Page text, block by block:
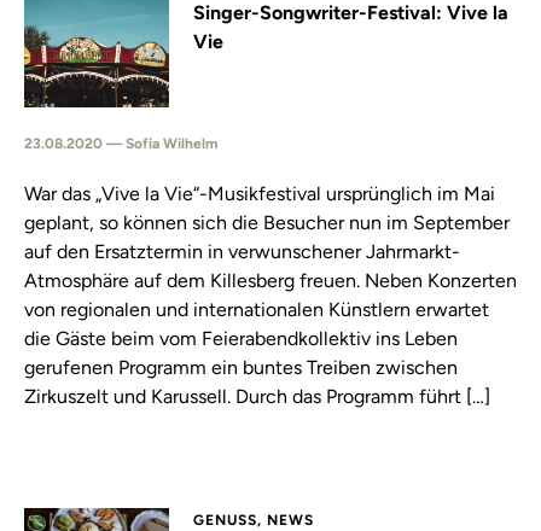
Singer-Songwriter-Festival: Vive la
Vie
23.08.2020 — Sofia Wilhelm
War das „Vive la Vie“-Musikfestival ursprünglich im Mai
geplant, so können sich die Besucher nun im September
auf den Ersatztermin in verwunschener Jahrmarkt-
Atmosphäre auf dem Killesberg freuen. Neben Konzerten
von regionalen und internationalen Künstlern erwartet
die Gäste beim vom Feierabendkollektiv ins Leben
gerufenen Programm ein buntes Treiben zwischen
Zirkuszelt und Karussell. Durch das Programm führt […]
GENUSS, NEWS